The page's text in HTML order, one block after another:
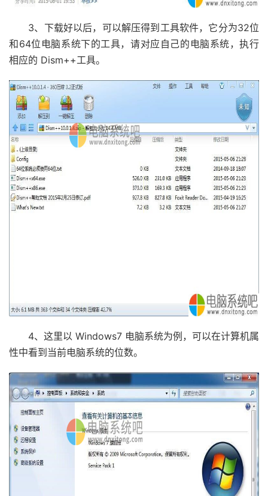
3、下载好以后，可以解压得到工具软件，它分为32位
和64位电脑系统下的工具，请对应自己的电脑系统，执行
相应的 Dism++工具。
4、这里以 Windows7 电脑系统为例，可以在计算机属
性中看到当前电脑系统的位数。